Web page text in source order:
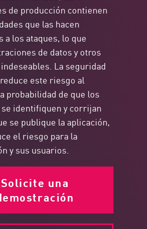
de producción contienen
que las hacen
a los ataques, lo que
de datos y otros
La seguridad
este riesgo al
probabilidad de que los
identifiquen y corrijan
se publique la aplicación,
el riesgo para la
y sus usuarios.
Solicite una